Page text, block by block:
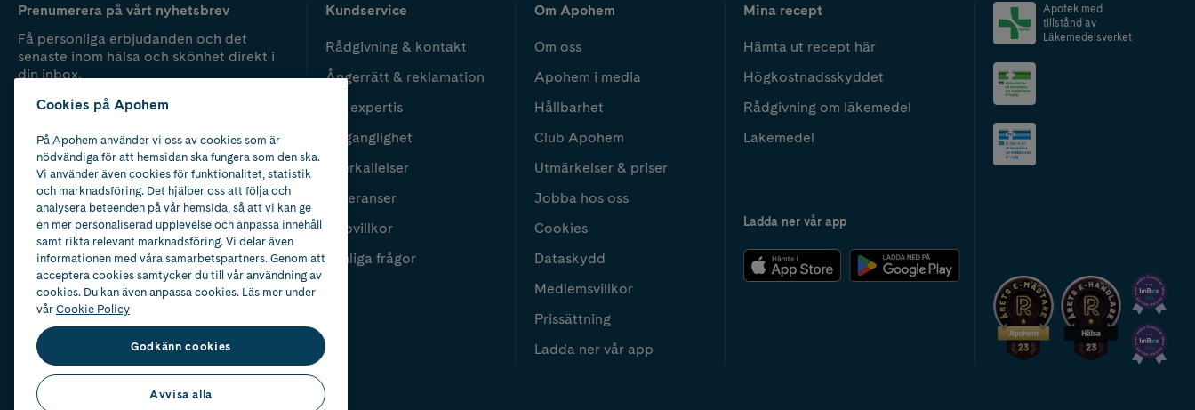
Prenumerera på vårt nyhetsbrev
Få personliga erbjudanden och det
senaste inom hälsa och skönhet direkt i
din inbox.
Kundservice
Rådgivning & kontakt
Ångerrätt & reklamation
Vår expertis
Tillgänglighet
Återkallelser
Leveranser
Köpvillkor
Vanliga frågor
Om Apohem
Om oss
Apohem i media
Hållbarhet
Club Apohem
Utmärkelser & priser
Jobba hos oss
Cookies
Dataskydd
Medlemsvillkor
Prissättning
Ladda ner vår app
Mina recept
Hämta ut recept här
Högkostnadsskyddet
Rådgivning om läkemedel
Läkemedel
Ladda ner vår app
Apotek med
tillstånd av
Läkemedelsverket
2024
Cookies på Apohem
På Apohem använder vi oss av cookies som är
nödvändiga för att hemsidan ska fungera som den ska.
Vi använder även cookies för funktionalitet, statistik
och marknadsföring. Det hjälper oss att följa och
analysera beteenden på vår hemsida, så att vi kan ge
en mer personaliserad upplevelse och anpassa innehåll
samt rikta relevant marknadsföring. Vi delar även
informationen med våra samarbetspartners. Genom att
acceptera cookies samtycker du till vår användning av
cookies. Du kan även anpassa cookies. Läs mer under
vårCookie Policy
Godkänn cookies
Avvisa alla